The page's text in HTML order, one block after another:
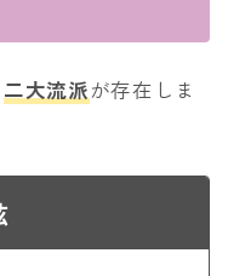
二大流派が存在しま